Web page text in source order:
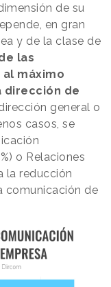
de su
en gran
y de la clase de
las
máximo
dirección de
general o
casos, se
o Relaciones
la reducción
comunicación de